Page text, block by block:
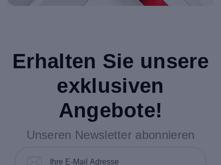
Erhalten Sie unsere
exklusiven
Angebote!
Unseren Newsletter abonnieren